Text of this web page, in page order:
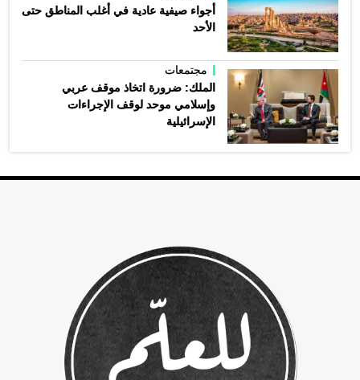
أجواء صيفية عادية في أغلب المناطق حتى
الأحد
مجتمعات
الملك: ضرورة اتخاذ موقف عربي
وإسلامي موحد لوقف الإجراءات
الإسرائيلية